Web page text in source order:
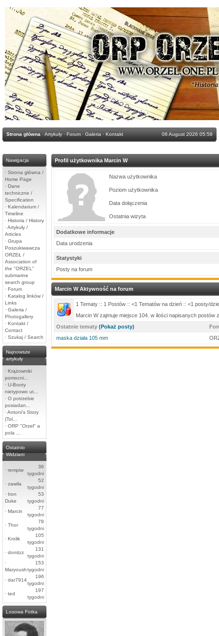
Strona główna ·Artykuły · Forum · Galeria · Kontakt 06 August 2026 05:58
Nawigacja
· Strona główna /
Home Page
· Dane
techniczne /
Specification
· Kalendarium /
Timeline
· Historia / History
·Artykuły /
Articles
· Grupa
Poszukiwawcza
ORZEŁ /
Association of
the "ORZEL"
submarine
search group
· Forum
· Katalog linków /
Links
· Galeria /
Photogallery
· Kontakt /
Contact
· Szukaj / Search
Najnowsze
artykuły
· Krążowniki
pomocni...
· U-Booty
nietypowo ut...
· O potrzebie
posiadan...
·Antoni's Story
(Tol...
· ORP "Orzeł" a
pola ...
Ostatnio
Widziani
· rempiw
36
tygodni
· zawila
52
tygodni
· Iron
Duke
53
tygodni
· Marcin
77
tygodni
· Thor
78
tygodni
· Krolik
105
tygodni
· donitzz
131
tygodni
·
Maryoush
153
tygodni
· dar7914
196
tygodni
· ted
197
tygodni
Losowa Fotka
Profil użytkownika Marcin W
Nazwa użytkownika
Poziom użytkownika
Data dołączenia
Ostatnia wizyta
Dodatkowe informacje
Data urodzenia
Statystyki
Posty na forum
Marcin W Aktywność na forum
1 Tematy :: 1 Postów :: <1 Tematów na dzień :: <1 posty/
Marcin W zajmuje miejsce 104. w ilości napisanych postów
Ostatnie tematy (Pokaż posty)
maska działa 105 mm